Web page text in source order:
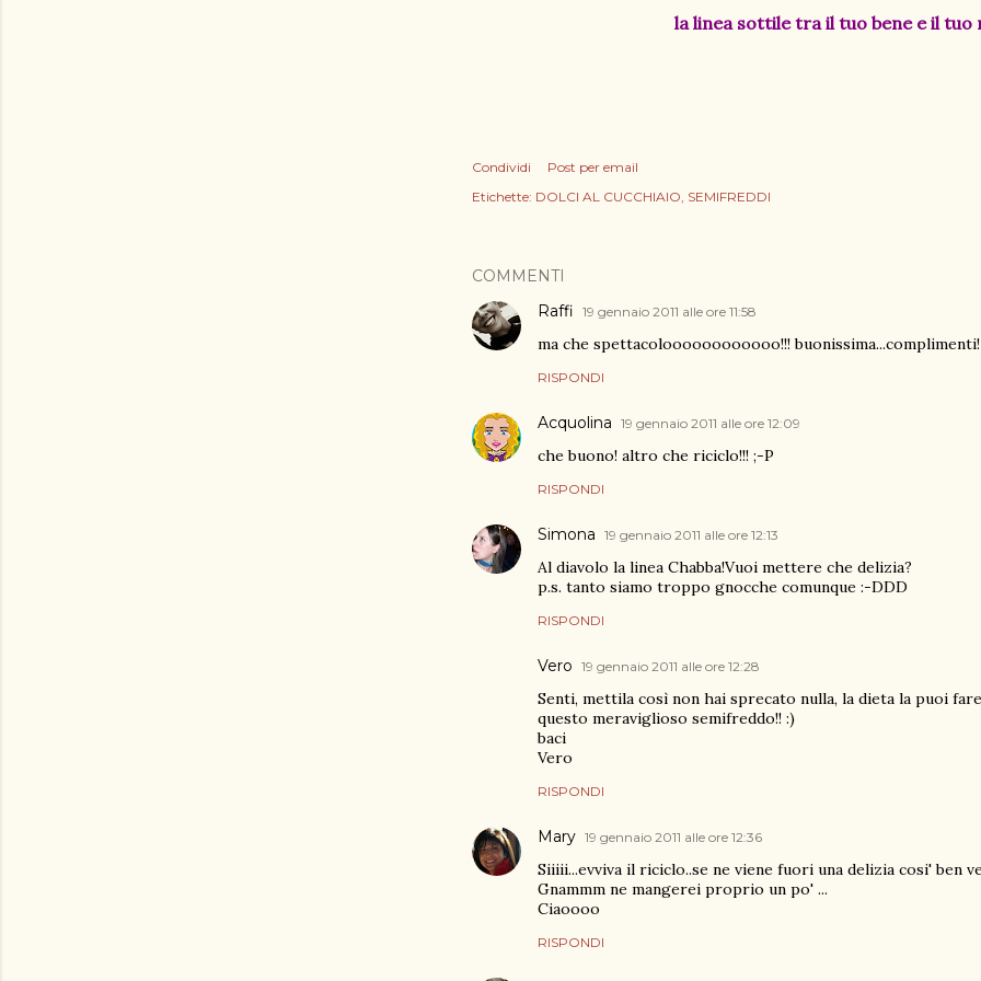
la linea sottile tra il tuo bene e il tuo
Condividi
Post per email
Etichette: DOLCI AL CUCCHIAIO SEMIFREDDI
COMMENTI
Raffi 19 gennaio 2011 alle ore 11:58
ma che spettacoloooooooooooo!!! buonissima...complimenti!
RISPONDI
Acquolina 19 gennaio 2011 alle ore 12:09
che buono! altro che riciclo!!! ;-P
RISPONDI
Simona 19 gennaio 2011 alle ore 12:13
Al diavolo la linea Chabba!Vuoi mettere che delizia?
p.s. tanto siamo troppo gnocche comunque :-DDD
RISPONDI
Vero 19 gennaio 2011 alle ore 12:28
Senti, mettila così non hai sprecato nulla, la dieta la puoi
questo meraviglioso semifreddo!! :)
baci
Vero
RISPONDI
Mary 19 gennaio 2011 alle ore 12:36
Siiiii...evviva il riciclo..se ne viene fuori una delizia cosi' ben
Gnammm ne mangerei proprio un po' ...
Ciaoooo
RISPONDI